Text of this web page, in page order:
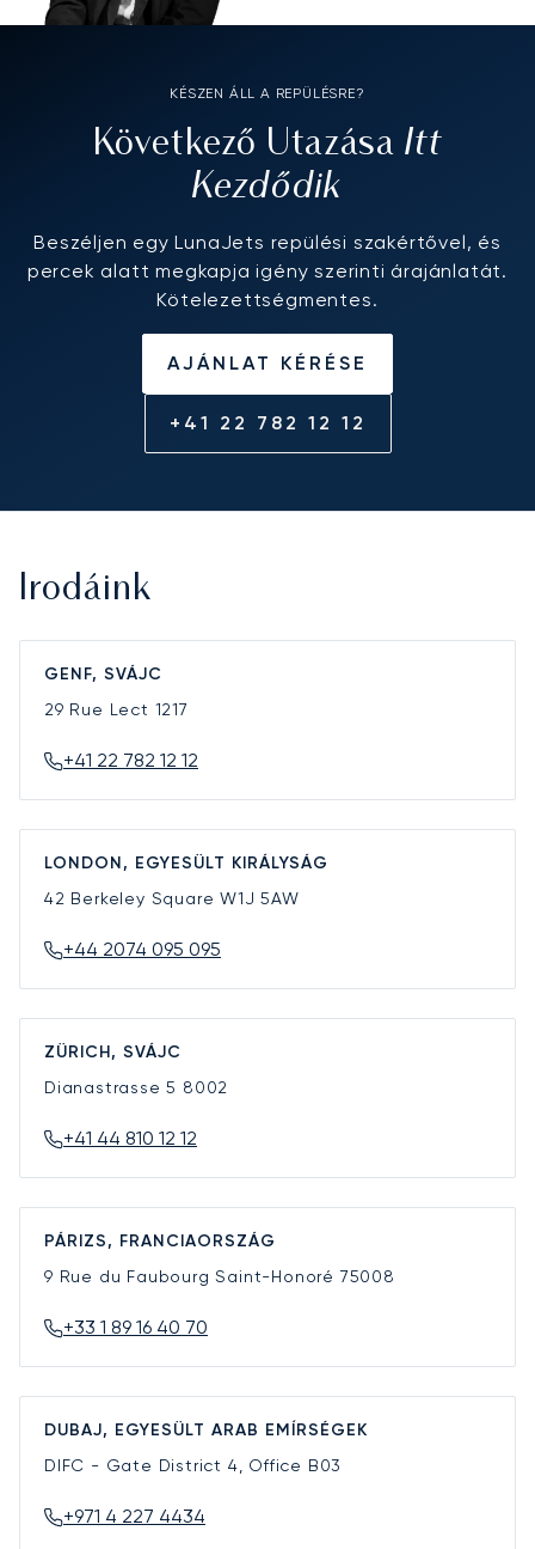
KÉSZEN ÁLL A REPÜLÉSRE?
Következő Utazása Itt
Kezdődik
Beszéljen egy LunaJets repülési szakértővel, és
percek alatt megkapja igény szerinti árajánlatát.
Kötelezettségmentes.
AJÁNLAT KÉRÉSE
+41 22 782 12 12
Irodáink
GENF, SVÁJC
29 Rue Lect 1217
+41 22 782 12 12
LONDON, EGYESÜLT KIRÁLYSÁG
42 Berkeley SquareW1J 5AW
+44 2074 095 095
ZÜRICH, SVÁJC
Dianastrasse 5 8002
+41 44 810 12 12
PÁRIZS, FRANCIAORSZÁG
9 Rue du Faubourg Saint-Honoré 75008
+33 1 89 16 40 70
DUBAJ, EGYESÜLT ARAB EMÍRSÉGEK
DIFC - Gate District 4, Office B03
+971 4 227 4434